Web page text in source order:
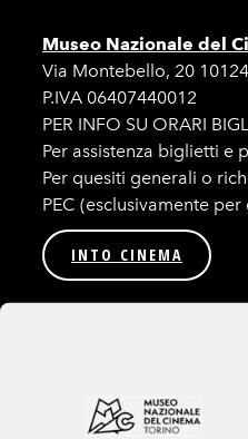
Museo Nazionale del
Via Montebello, 20
P.IVA 06407440012
PER INFO SU ORARI
Per assistenza biglietti e
Per quesiti generali o
PEC (esclusivamente
INTO CINEMA
Tutte le immagini utilizzate sul